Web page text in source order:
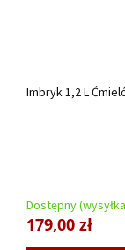
Imbryk 1,2 L
Dostępny
179,00 zł